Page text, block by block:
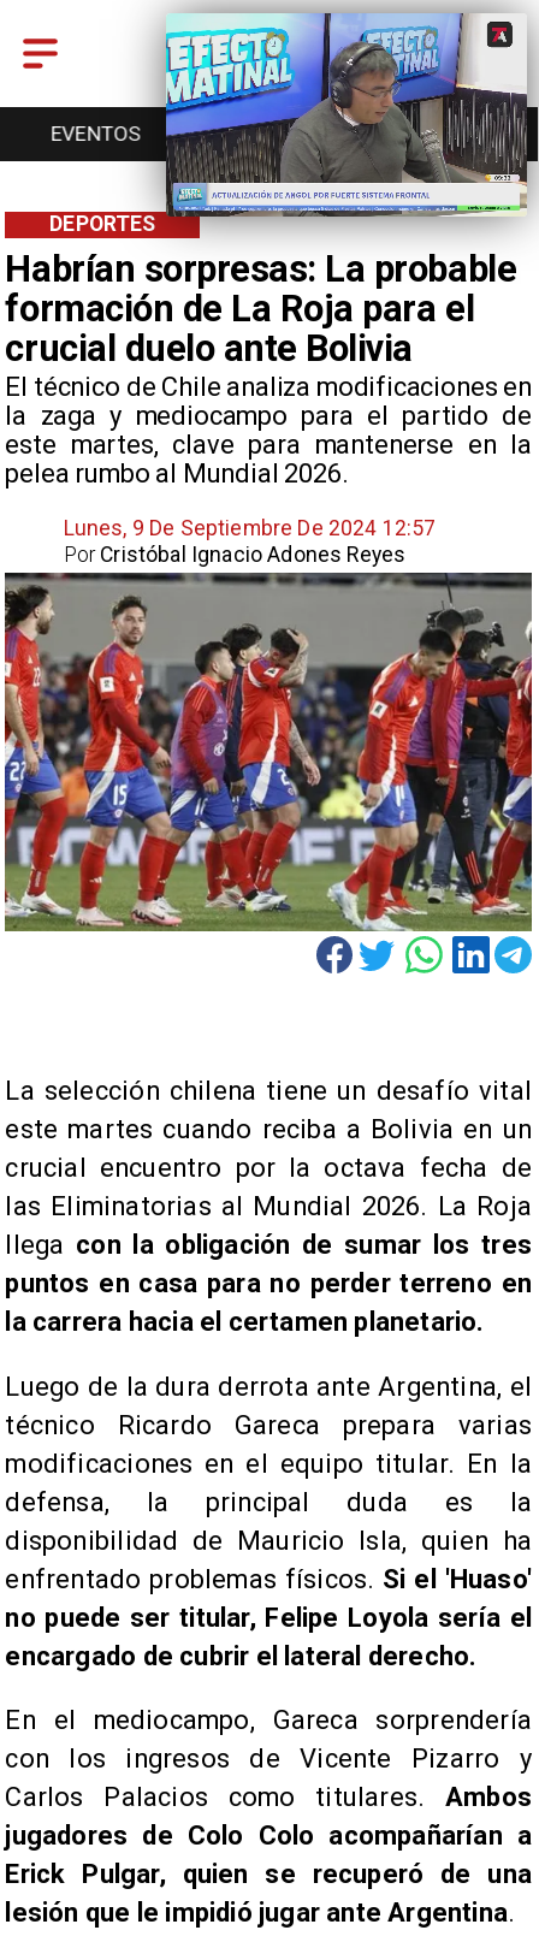
INICIO ANGOL REGIONAL
Habrían sorpresas: La probable
formación de La Roja para el
crucial duelo ante Bolivia
​El técnico de Chile analiza modificaciones en
la zaga y mediocampo para el partido de
este martes, clave para mantenerse en la
pelea rumbo al Mundial 2026.
DEPORTES
Lunes, 9 De Septiembre De 2024 12:57
Cristóbal Ignacio Adones Reyes
Por
La selección chilena tiene un desafío vital
este martes cuando reciba a Bolivia en un
crucial encuentro por la octava fecha de
las Eliminatorias al Mundial 2026. La Roja
llega con la obligación de sumar los tres
puntos en casa para no perder terreno en
la carrera hacia el certamen planetario.
Luego de la dura derrota ante Argentina, el
técnico Ricardo Gareca prepara varias
modificaciones en el equipo titular. En la
defensa, la principal duda es la
disponibilidad de Mauricio Isla, quien ha
enfrentado problemas físicos. Si el 'Huaso'
no puede ser titular, Felipe Loyola sería el
encargado de cubrir el lateral derecho.
En el mediocampo, Gareca sorprendería
con los ingresos de Vicente Pizarro y
Carlos Palacios como titulares. Ambos
jugadores de Colo Colo acompañarían a
Erick Pulgar, quien se recuperó de una
lesión que le impidió jugar ante Argentina.